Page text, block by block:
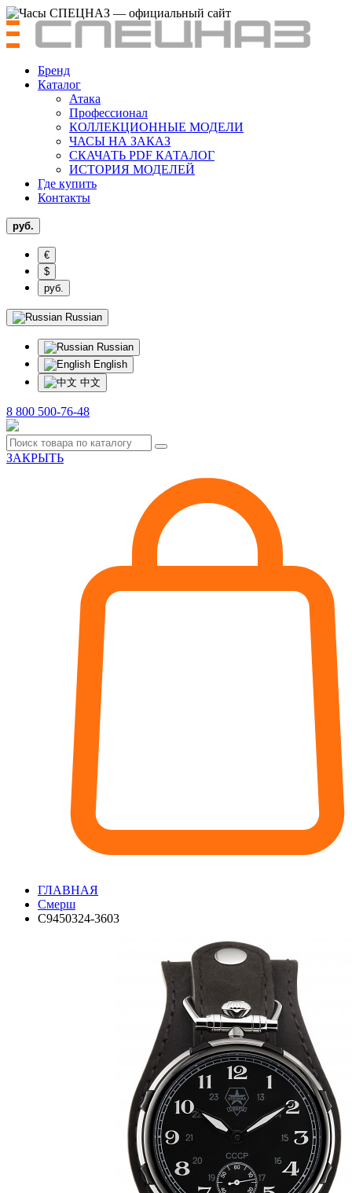
Бренд
Каталог
Атака
Профессионал
КОЛЛЕКЦИОННЫЕ МОДЕЛИ
ЧАСЫ НА ЗАКАЗ
СКАЧАТЬ PDF КАТАЛОГ
ИСТОРИЯ МОДЕЛЕЙ
Где купить
Контакты
руб.
€
$
руб.
Russian
Russian
English
中文
8 800 500-76-48
ЗАКРЫТЬ
ГЛАВНАЯ
Смерш
С9450324-3603